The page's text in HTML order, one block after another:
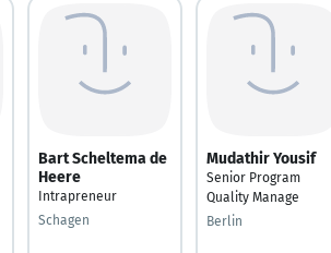
Bart Scheltema de
Heere
Intrapreneur
Schagen
Mudathir Yousif
Senior Program
Quality Manage
Berlin